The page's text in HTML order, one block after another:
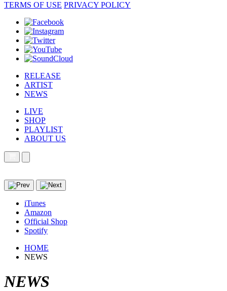
TERMS OF USE PRIVACY POLICY
RELEASE
ARTIST
NEWS
LIVE
SHOP
PLAYLIST
ABOUT US
iTunes
Amazon
Official Shop
Spotify
HOME
NEWS
NEWS